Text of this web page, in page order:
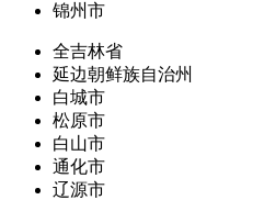
锦州市
全吉林省
延边朝鲜族自治州
白城市
松原市
白山市
通化市
辽源市